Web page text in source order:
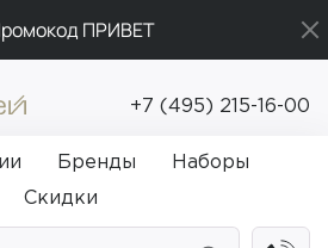
ПРИВЕТ
каждый заказ от 5 000₽
доставка от 5 000₽
+7 (495) 215-16-00
Бренды
Наборы
Скидки